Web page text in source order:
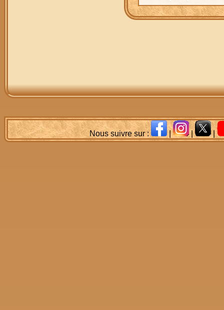
Nous suivre sur : | | |